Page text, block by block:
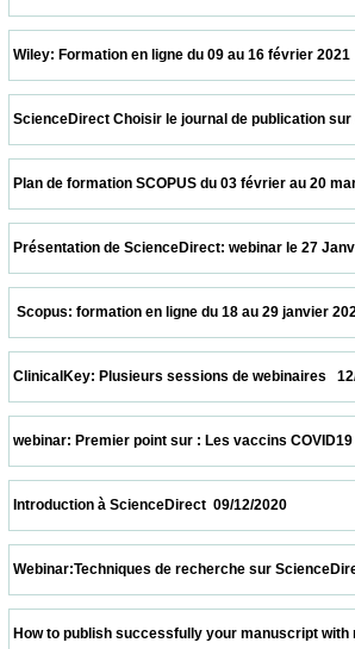
Wiley: Formation en ligne du 09 au 16
ScienceDirect Choisir le journal de
Plan de formation SCOPUS du 03 février
Présentation de ScienceDirect: webinar le
Scopus: formation en ligne du 18 au 29
ClinicalKey: Plusieurs sessions de
webinar: Premier point sur : Les vaccins
Introduction à ScienceDirect  09/12/
Webinar:Techniques de recherche sur
How to publish successfully your